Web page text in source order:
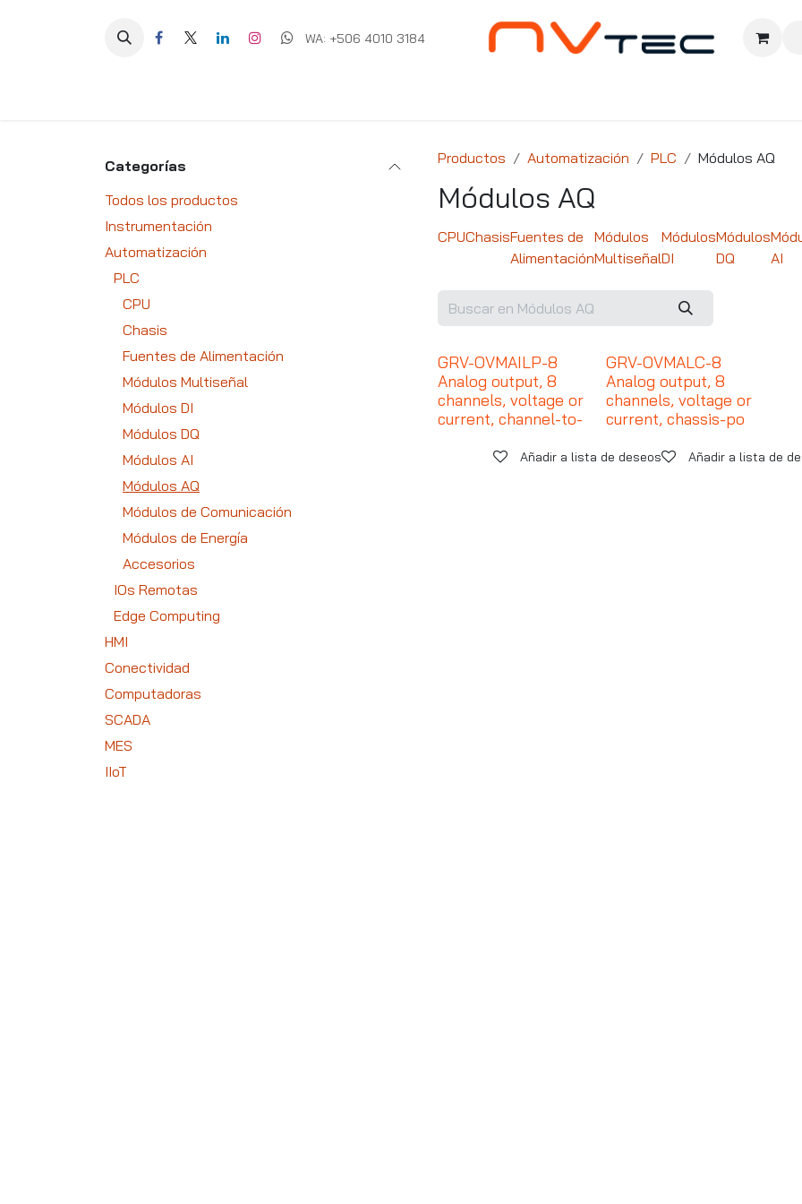
WA: +506 4010 3184
Categorías
Todos los productos
Instrumentación
Automatización
PLC
CPU
Chasis
Fuentes de Alimentación
Módulos Multiseñal
Módulos DI
Módulos DQ
Módulos AI
Módulos AQ
Módulos de Comunicación
Módulos de Energía
Accesorios
IOs Remotas
Edge Computing
HMI
Conectividad
Computadoras
SCADA
MES
IIoT
Productos Automatización PLC Módulos AQ
Módulos AQ
CPUChasisFuentes de
Alimentación
Módulos
Multiseñal
Módulos
DI
Módulos
DQ
AI
GRV-OVMAILP-8
Analog output, 8
channels, voltage or
current, channel-to-
Añadir a lista de deseos
GRV-OVMALC-8
Analog output, 8
channels, voltage or
current, chassis-po
Añadir a lista de